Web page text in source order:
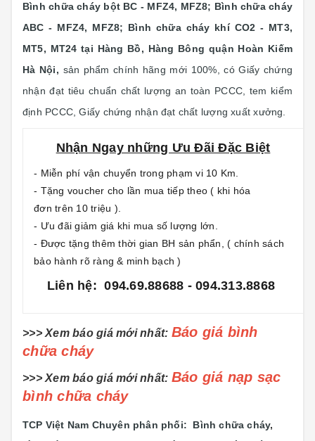
Bình chữa cháy bột BC - MFZ4, MFZ8; Bình chữa cháy
ABC - MFZ4, MFZ8; Bình chữa cháy khí CO2 - MT3,
MT5, MT24 tại Hàng Bồ, Hàng Bông quận Hoàn Kiếm
Hà Nội, sản phẩm chính hãng mới 100%, có Giấy chứng
nhận đạt tiêu chuẩn chất lượng an toàn PCCC, tem kiểm
định PCCC, Giấy chứng nhận đạt chất lượng xuất xưởng.
Nhận Ngay những Ưu Đãi Đặc Biệt
- Miễn phí vận chuyển trong phạm vi 10 Km.
- Tặng voucher cho lần mua tiếp theo ( khi hóa
đơn trên 10 triệu ).
- Ưu đãi giảm giá khi mua số lượng lớn.
- Được tặng thêm thời gian BH sản phẩn, ( chính sách
bảo hành rõ ràng & minh bạch )
Liên hệ: 094.69.88688 - 094.313.8868
>>> Xem báo giá mới nhất: Báo giá bình
chữa cháy
>>> Xem báo giá mới nhất: Báo giá nạp sạc
bình chữa cháy
TCP Việt Nam Chuyên phân phối: Bình chữa cháy,